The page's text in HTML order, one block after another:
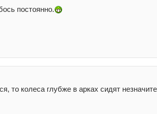
постоянно.
то колеса глубже в арках сидят